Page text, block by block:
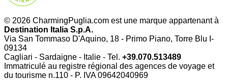
© 2026 CharmingPuglia.com est une marque appartenant à
Destination Italia S.p.A.
Via San Tommaso D'Aquino, 18 - Primo Piano, Torre Blu I-
09134
Cagliari - Sardaigne - Italie - Tel. +39.070.513489
Immatriculé au registre régional des agences de voyage et
du tourisme n.110 - P. IVA09642040969